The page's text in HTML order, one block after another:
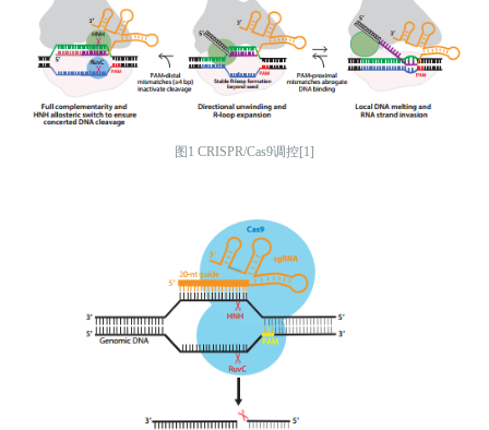
图1 CRISPR/Cas9调控[1]